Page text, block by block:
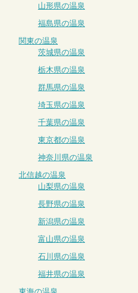
山形県の温泉
福島県の温泉
関東の温泉
茨城県の温泉
栃木県の温泉
群馬県の温泉
埼玉県の温泉
千葉県の温泉
東京都の温泉
神奈川県の温泉
北信越の温泉
山梨県の温泉
長野県の温泉
新潟県の温泉
富山県の温泉
石川県の温泉
福井県の温泉